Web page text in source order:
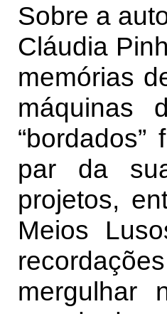
Sobre a
Cláudia
memórias
máquinas
par da
projetos,
Meios
mergulhar